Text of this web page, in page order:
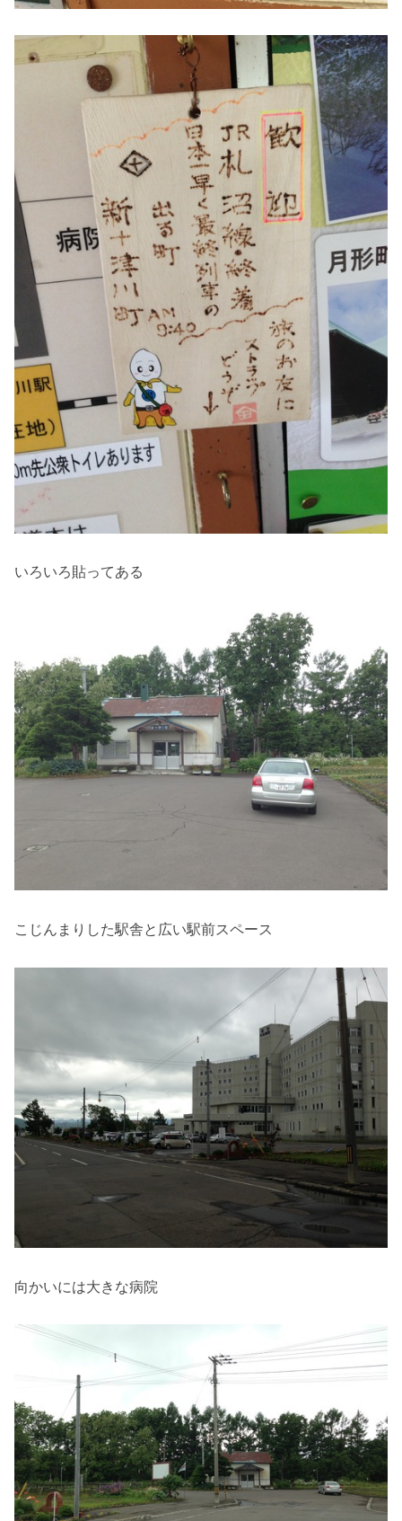
いろいろ貼ってある
こじんまりした駅舎と広い駅前スペース
向かいには大きな病院